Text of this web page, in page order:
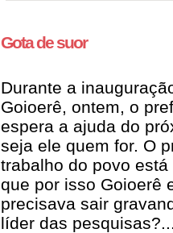
Gota de suor
Durante a
Goioerê, ontem, o
espera a ajuda do
seja ele quem for. O
trabalho do povo
que por isso Goioerê
precisava sair
líder das